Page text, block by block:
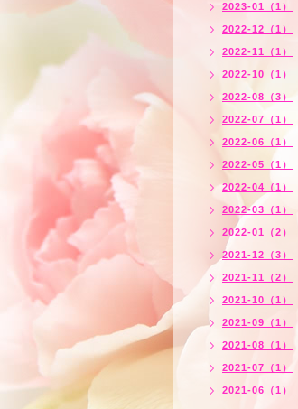
2023-01（1）
2022-12（1）
2022-11（1）
2022-10（1）
2022-08（3）
2022-07（1）
2022-06（1）
2022-05（1）
2022-04（1）
2022-03（1）
2022-01（2）
2021-12（3）
2021-11（2）
2021-10（1）
2021-09（1）
2021-08（1）
2021-07（1）
2021-06（1）